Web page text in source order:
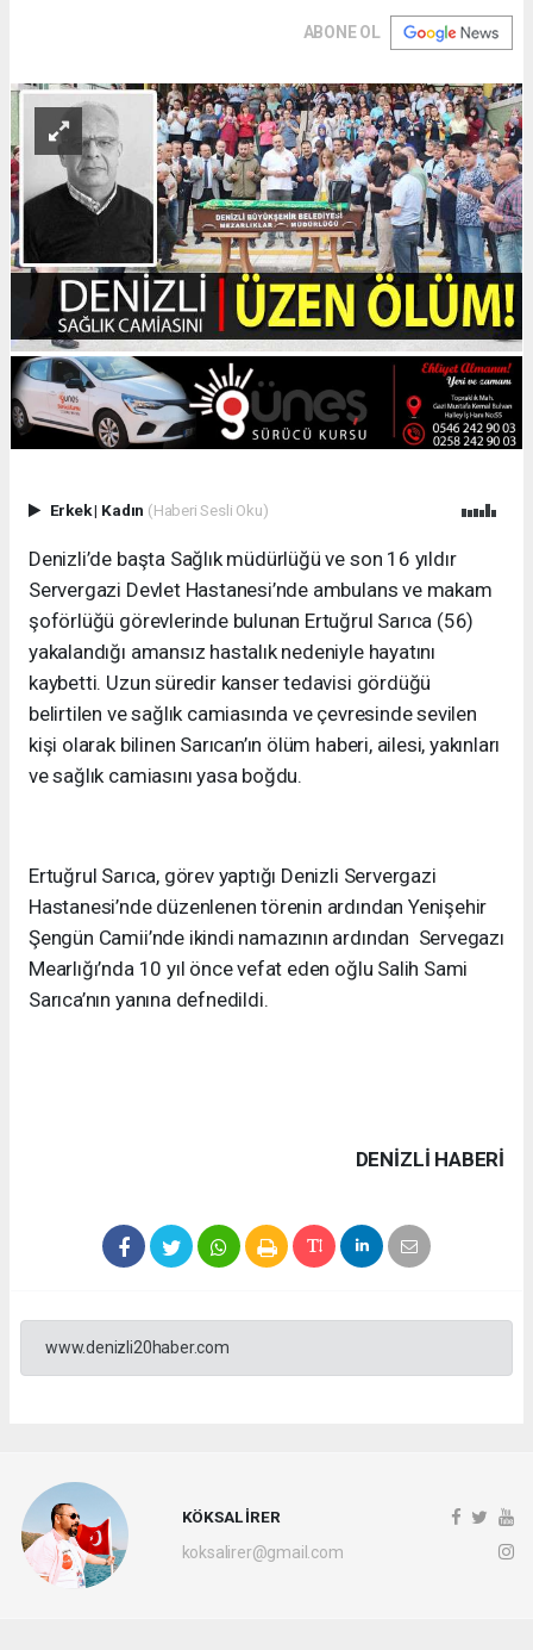
ABONE OL
Erkek| Kadın (Haberi Sesli Oku)
Denizli’de başta Sağlık müdürlüğü ve son 16 yıldır
Servergazi Devlet Hastanesi’nde ambulans ve makam
şoförlüğü görevlerinde bulunan Ertuğrul Sarıca (56)
yakalandığı amansız hastalık nedeniyle hayatını
kaybetti. Uzun süredir kanser tedavisi gördüğü
belirtilen ve sağlık camiasında ve çevresinde sevilen
kişi olarak bilinen Sarıcan’ın ölüm haberi, ailesi, yakınları
ve sağlık camiasını yasa boğdu.
Ertuğrul Sarıca, görev yaptığı Denizli Servergazi
Hastanesi’nde düzenlenen törenin ardından Yenişehir
Şengün Camii’nde ikindi namazının ardından Servegazı
Mearlığı’nda 10 yıl önce vefat eden oğlu Salih Sami
Sarıca’nın yanına defnedildi.
DENIZLI HABERİ
www.denizli20haber.com
KÖKSAL İRER
koksalirer@gmail.com